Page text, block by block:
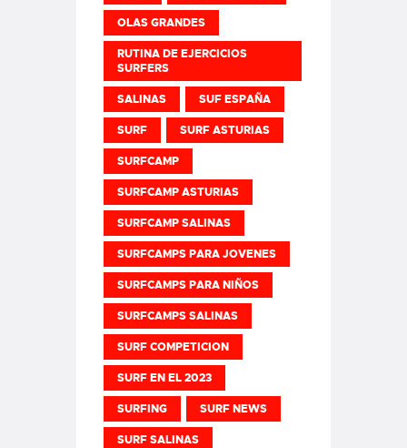
OLAS GRANDES
RUTINA DE EJERCICIOS
SURFERS
SALINAS SUF ESPAÑA
SURF SURF ASTURIAS
SURFCAMP
SURFCAMP ASTURIAS
SURFCAMP SALINAS
SURFCAMPS PARA JOVENES
SURFCAMPS PARA NIÑOS
SURFCAMPS SALINAS
SURF COMPETICION
SURF EN EL 2023
SURFING SURF NEWS
SURF SALINAS